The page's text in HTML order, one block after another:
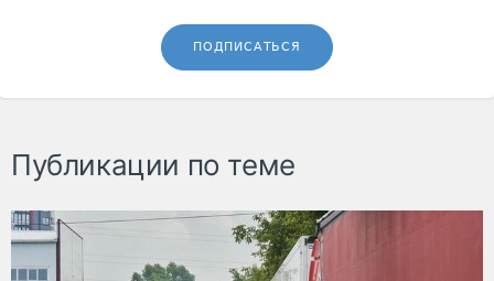
ПОДПИСАТЬСЯ
Публикации по теме